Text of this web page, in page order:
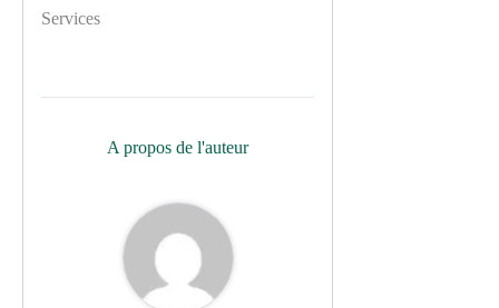
Services
A propos de l'auteur